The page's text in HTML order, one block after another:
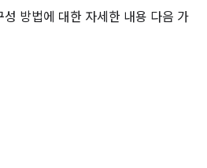
성 방법에 대한 자세한 내용 다음 가